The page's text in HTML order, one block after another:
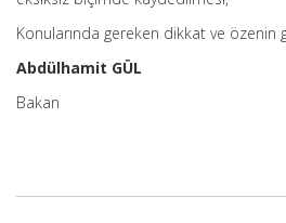
Konularında gereken dikkat ve
Abdülhamit GÜL
Bakan